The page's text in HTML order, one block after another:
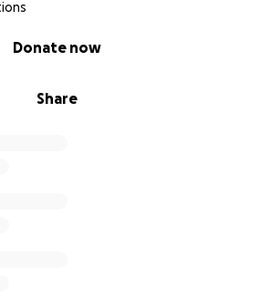
Share
Donate now
l’acquisto della moschea: